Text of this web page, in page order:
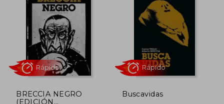
pesa mucho más.
BRECCIA NEGRO
(EDICIÓN
Buscavidas